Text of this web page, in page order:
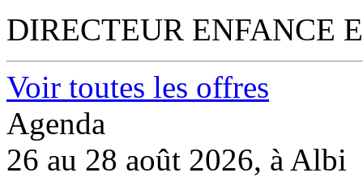
DIRECTEUR ENFANCE
Voir toutes les offres
Agenda
26 au 28 août 2026, à Albi